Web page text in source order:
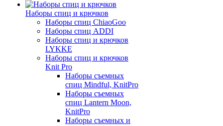
Наборы спиц и крючков
Наборы спиц ChiaoGoo
Наборы спиц ADDI
Наборы спиц и крючков
LYKKE
Наборы спиц и крючков
Knit Pro
Наборы съемных
спиц Mindful, KnitPro
Наборы съемных
спиц Lantern Moon,
KnitPro
Наборы съемных и